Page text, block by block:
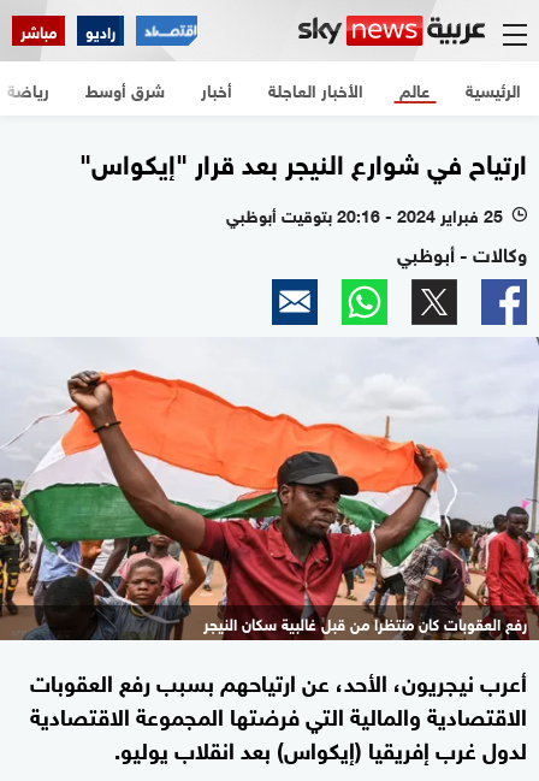
راديو مباشر
الرئيسية الأخبار العاجلة أخبار شرق أوسط عالم رياضة
ارتياح في شوارع النيجر بعد قرار "إيكواس"
l 25 فبراير 2024 - 20:16 بتوقيت أبوظبي
وكالات - أبوظبي
رفع العقوبات كان منتظرا من قبل غالبية سكان النيجر
أعرب نيجريون، الأحد، عن ارتياحهم بسبب رفع العقوبات
الاقتصادية والمالية التي فرضتها المجموعة الاقتصادية
لدول غرب إفريقيا (إيكواس) بعد انقلاب يوليو.